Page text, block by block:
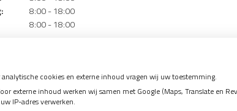
8:00 - 18:00
8:00 - 18:00
cookies en externe inhoud vragen wij uw toestemming.
externe inhoud werken wij samen met Google (Maps, Translate en
IP-adres verwerken.